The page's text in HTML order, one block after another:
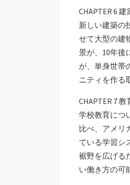
CHAPTER 6
新しい建築の
せて大型の建
景が、10年後
が、単身世帯
ニティを作る
CHAPTER 7
学校教育につ
比べ、アメリ
ている学習シ
裾野を広げる
い働き方の可